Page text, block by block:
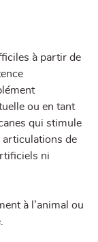
à partir de
ou en tant
qui stimule
articulations de
ni
à l’animal ou